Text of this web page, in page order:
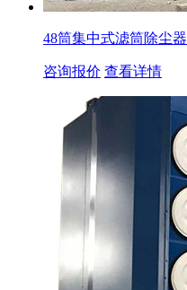
48筒集中式滤筒除尘器
咨询报价 查看详情